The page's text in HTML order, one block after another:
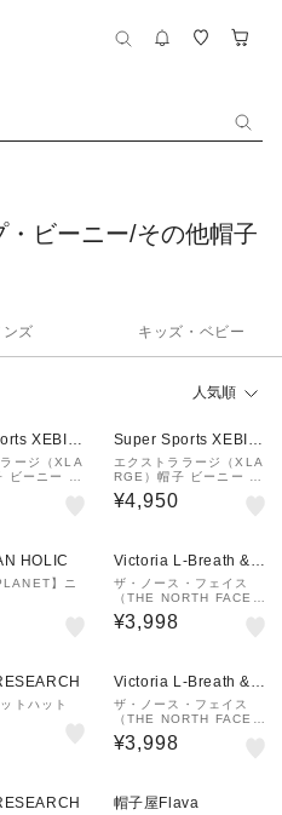
ビーニー/その他帽子
ンズ キッズ・ベビー
人気順
XEBIO
ージ（XLA
ビーニー ニ
Super Sports XEBIO
&mall店
エクストララージ（XLA
RGE）帽子 ビーニー ニ
ット帽 101262051002-
BLACK
¥4,950
HOLIC
】ニ
Victoria L-Breath &m
all店
ザ・ノース・フェイス
（THE NORTH FACE）
帽子 防水 トレッキング
登山 ウォータープルーフ
¥3,998
トハット
Victoria L-Breath &m
all店
ザ・ノース・フェイス
（THE NORTH FACE）
帽子 防水 トレッキング
登山 ウォータープルーフ
¥3,998
帽子屋Flava